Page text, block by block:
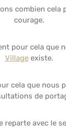
combien cela
courage.
pour cela que
Village existe.
cela que nous
de
reparte avec le